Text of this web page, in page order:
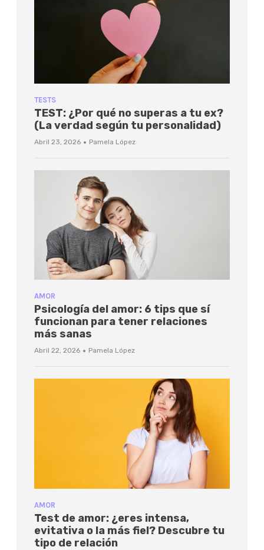
TESTS
TEST: ¿Por qué no superas a tu ex?
(La verdad según tu personalidad)
Abril 23, 2026 · Pamela López
AMOR
Psicología del amor: 6 tips que sí
funcionan para tener relaciones
más sanas
Abril 22, 2026 · Pamela López
AMOR
Test de amor: ¿eres intensa,
evitativa o la más fiel? Descubre tu
tipo de relación